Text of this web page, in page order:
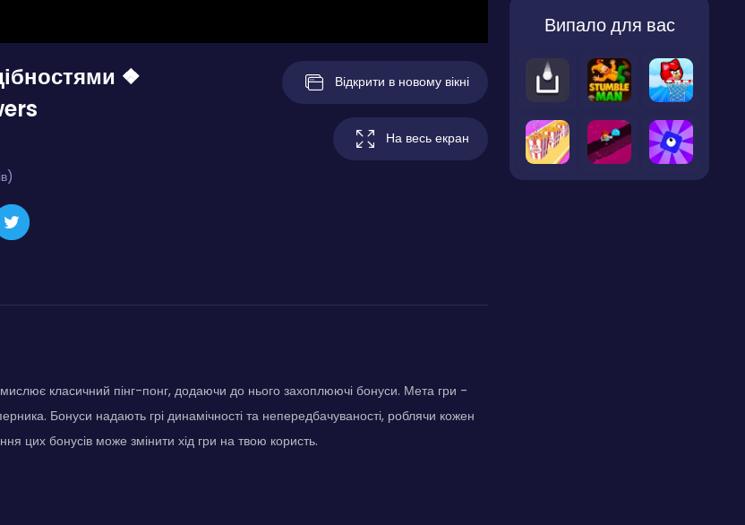
❖
Відкрити в новому вікні
На весь екран
класичний пінг-понг, додаючи до нього захоплюючі бонуси. Мета гри -
Бонуси надають грі динамічності та непередбачуваності, роблячи кожен
цих бонусів може змінити хід гри на твою користь.
Випало для вас